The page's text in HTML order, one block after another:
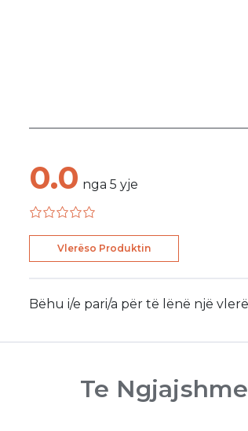
0.0 nga 5 yje
Vlerëso Produktin
Bëhu i/e pari/a për të lënë një
Te Ngjajshme